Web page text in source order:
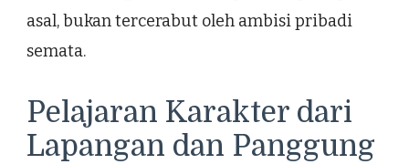
asal, bukan tercerabut oleh ambisi pribadi
semata.
Pelajaran Karakter dari
Lapangan dan Panggung